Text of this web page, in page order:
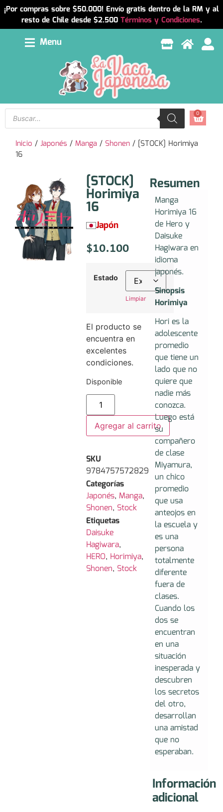
¡Por compras sobre $50.000! Envío gratis dentro de la RM y al
resto de Chile desde $2.500 Términos y Condiciones.
Menu
0
Inicio /Japonés /Manga / Shonen / [STOCK] Horimiya
16
[STOCK]
Horimiya
16
Japón
$10.100
Estado
Limpiar
El producto se
encuentra en
excelentes
condiciones.
Disponible
Agregar al carrito
SKU
9784757572829
Categorías
Japonés, Manga,
Shonen, Stock
Etiquetas
Daisuke
Hagiwara,
HERO, Horimiya,
Shonen, Stock
Resumen
Manga
Horimiya 16
de Hero y
Daisuke
Hagiwara en
idioma
japonés.
Sinopsis
Horimiya
Hori es la
adolescente
promedio
que tiene un
lado que no
quiere que
nadie más
conozca.
Luego está
su
compañero
de clase
Miyamura,
un chico
promedio
que usa
anteojos en
la escuela y
es una
persona
totalmente
diferente
fuera de
clases.
Cuando los
dos se
encuentran
en una
situación
inesperada y
descubren
los secretos
del otro,
desarrollan
una amistad
que no
esperaban.
Información
adicional